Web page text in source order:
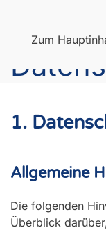
Zum
1.
Allgemeine
Die folgenden
Überblick